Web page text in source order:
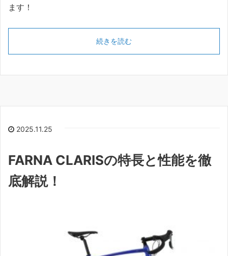
ます！
続きを読む
2025.11.25
FARNA CLARISの特長と性能を徹
底解説！